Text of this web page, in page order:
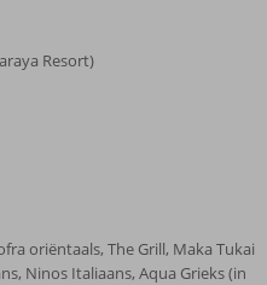
Resort)
oriëntaals, The Grill, Maka Tukai
Ninos Italiaans, Aqua Grieks (in